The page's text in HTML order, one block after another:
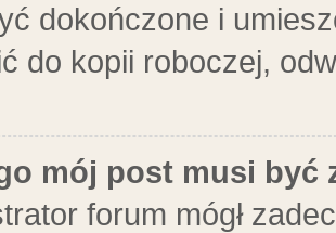
dokończone i
do kopii roboczej,
mój post musi być
forum mógł